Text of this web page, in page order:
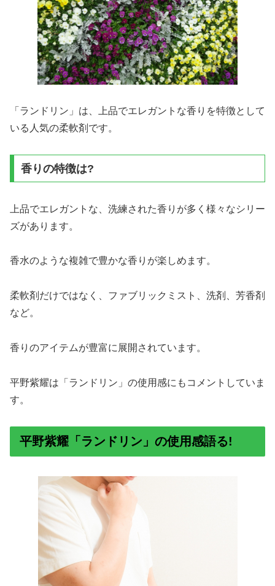
「ランドリン」は、上品でエレガントな香りを特徴として
いる人気の柔軟剤です。
香りの特徴は?
上品でエレガントな、洗練された香りが多く様々なシリー
ズがあります。
香水のような複雑で豊かな香りが楽しめます。
柔軟剤だけではなく、ファブリックミスト、洗剤、芳香剤
など。
香りのアイテムが豊富に展開されています。
平野紫耀は「ランドリン」の使用感にもコメントしていま
す。
平野紫耀「ランドリン」の使用感語る!